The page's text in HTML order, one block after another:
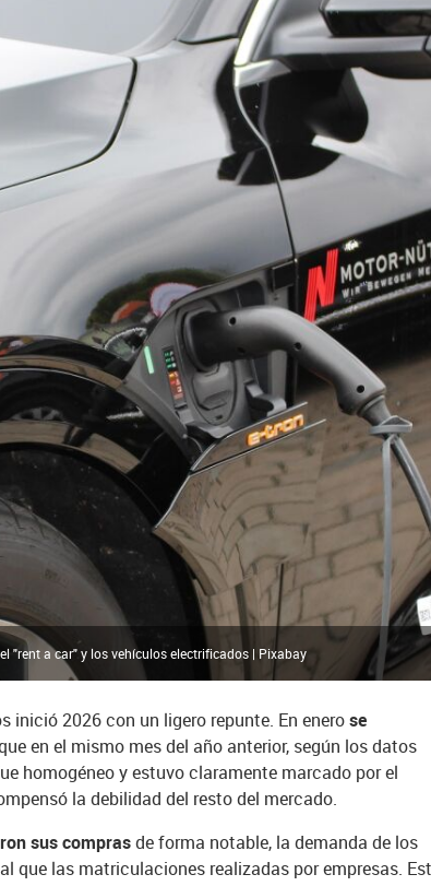
"rent a car" y los vehículos electrificados | Pixabay
inició 2026 con un ligero repunte. En enerose
en el mismo mes del año anterior, según los datos
homogéneo y estuvo claramente marcado por el
la debilidad del resto del mercado.
sus comprasde forma notable, la demanda de los
que las matriculaciones realizadas por empresas.